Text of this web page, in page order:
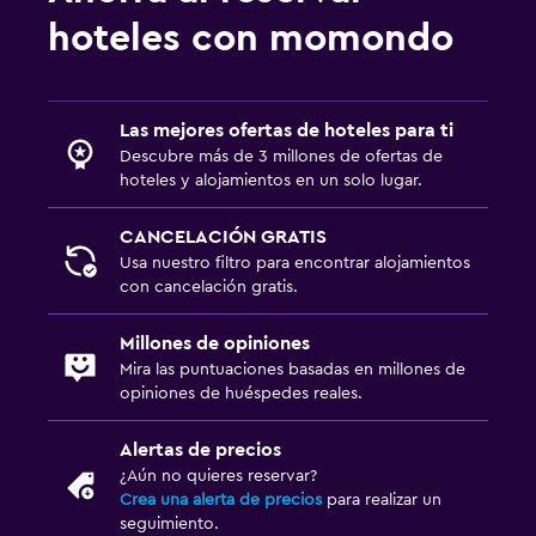
Estacionamiento gratuito
Estacionamiento privado
Lavandería
Plancha y tabla de planchar
Plancha para pantalones
Secadora
Zona de trabajo
Caja fuerte para laptops
Escritorio
hoteles con momondo
Las mejores ofertas de hoteles para ti
Descubre más de 3 millones de ofertas de
hoteles y alojamientos en un solo lugar.
CANCELACIÓN GRATIS
Usa nuestro filtro para encontrar alojamientos
con cancelación gratis.
Millones de opiniones
Mira las puntuaciones basadas en millones de
opiniones de huéspedes reales.
Alertas de precios
¿Aún no quieres reservar?
Crea una alerta de precios para realizar un
seguimiento.